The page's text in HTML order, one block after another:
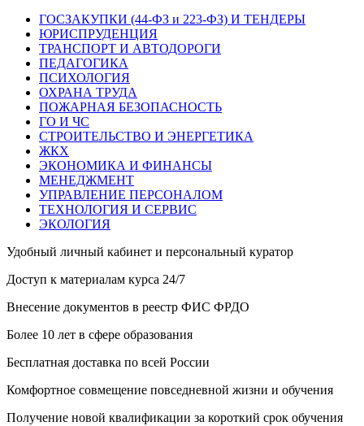
ГОСЗАКУПКИ (44-ФЗ и 223-ФЗ) И ТЕНДЕРЫ
ЮРИСПРУДЕНЦИЯ
ТРАНСПОРТ И АВТОДОРОГИ
ПЕДАГОГИКА
ПСИХОЛОГИЯ
ОХРАНА ТРУДА
ПОЖАРНАЯ БЕЗОПАСНОСТЬ
ГО И ЧС
СТРОИТЕЛЬСТВО И ЭНЕРГЕТИКА
ЖКХ
ЭКОНОМИКА И ФИНАНСЫ
МЕНЕДЖМЕНТ
УПРАВЛЕНИЕ ПЕРСОНАЛОМ
ТЕХНОЛОГИЯ И СЕРВИС
ЭКОЛОГИЯ
Удобный личный кабинет и персональный куратор
Доступ к материалам курса 24/7
Внесение документов в реестр ФИС ФРДО
Более 10 лет в сфере образования
Бесплатная доставка по всей России
Комфортное совмещение повседневной жизни и обучения
Получение новой квалификации за короткий срок обучения